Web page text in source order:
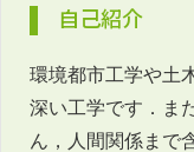
自己紹介
環境都市工学や土
深い工学です．ま
ん，人間関係まで